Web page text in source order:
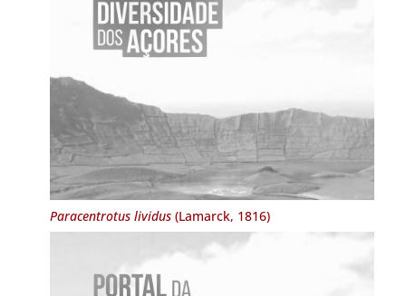
Paracentrotus lividus(Lamarck, 1816)